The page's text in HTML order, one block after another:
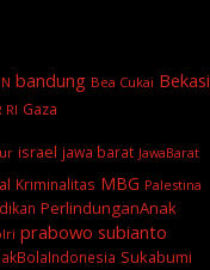
bandung Bea Cukai Bekasi
RI Gaza
israel jawa barat JawaBarat
Kriminalitas MBG Palestina
PerlindunganAnak
prabowo subianto
Sukabumi